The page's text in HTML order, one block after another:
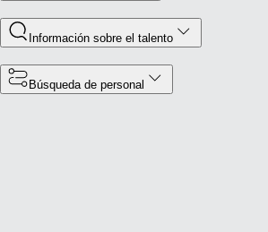
Información sobre el talento
Búsqueda de personal